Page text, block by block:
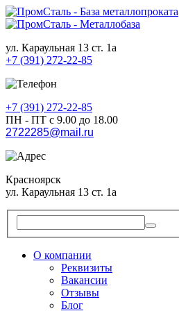
ул. Караульная 13 ст. 1а
+7 (391) 272-22-85
+7 (391) 272-22-85
ПН - ПТ с 9.00 до 18.00
2722285@mail.ru
Красноярск
ул. Караульная 13 ст. 1а
О компании
Реквизиты
Вакансии
Отзывы
Блог